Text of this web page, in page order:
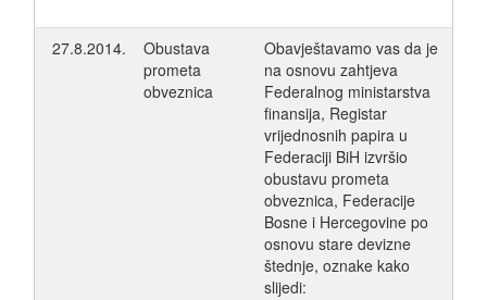
27.8.2014.
Obustava
prometa
obveznica
Obavještavamo vas da je
na osnovu zahtjeva
Federalnog ministarstva
finansija, Registar
vrijednosnih papira u
Federaciji BiH izvršio
obustavu prometa
obveznica, Federacije
Bosne i Hercegovine po
osnovu stare devizne
štednje, oznake kako
slijedi: